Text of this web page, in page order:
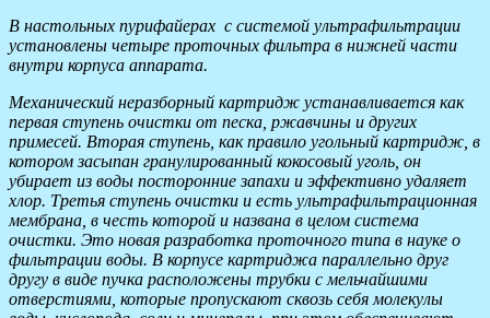
В настольных пурифайерах с системой ультрафильтрации
установлены четыре проточных фильтра в нижней части
внутри корпуса аппарата.
Механический неразборный картридж устанавливается как
первая ступень очистки от песка, ржавчины и других
примесей. Вторая ступень, как правило угольный картридж, в
котором засыпан гранулированный кокосовый уголь, он
убирает из воды посторонние запахи и эффективно удаляет
хлор. Третья ступень очистки и есть ультрафильтрационная
мембрана, в честь которой и названа в целом система
очистки. Это новая разработка проточного типа в науке о
фильтрации воды. В корпусе картриджа параллельно друг
другу в виде пучка расположены трубки с мельчайшими
отверстиями, которые пропускают сквозь себя молекулы